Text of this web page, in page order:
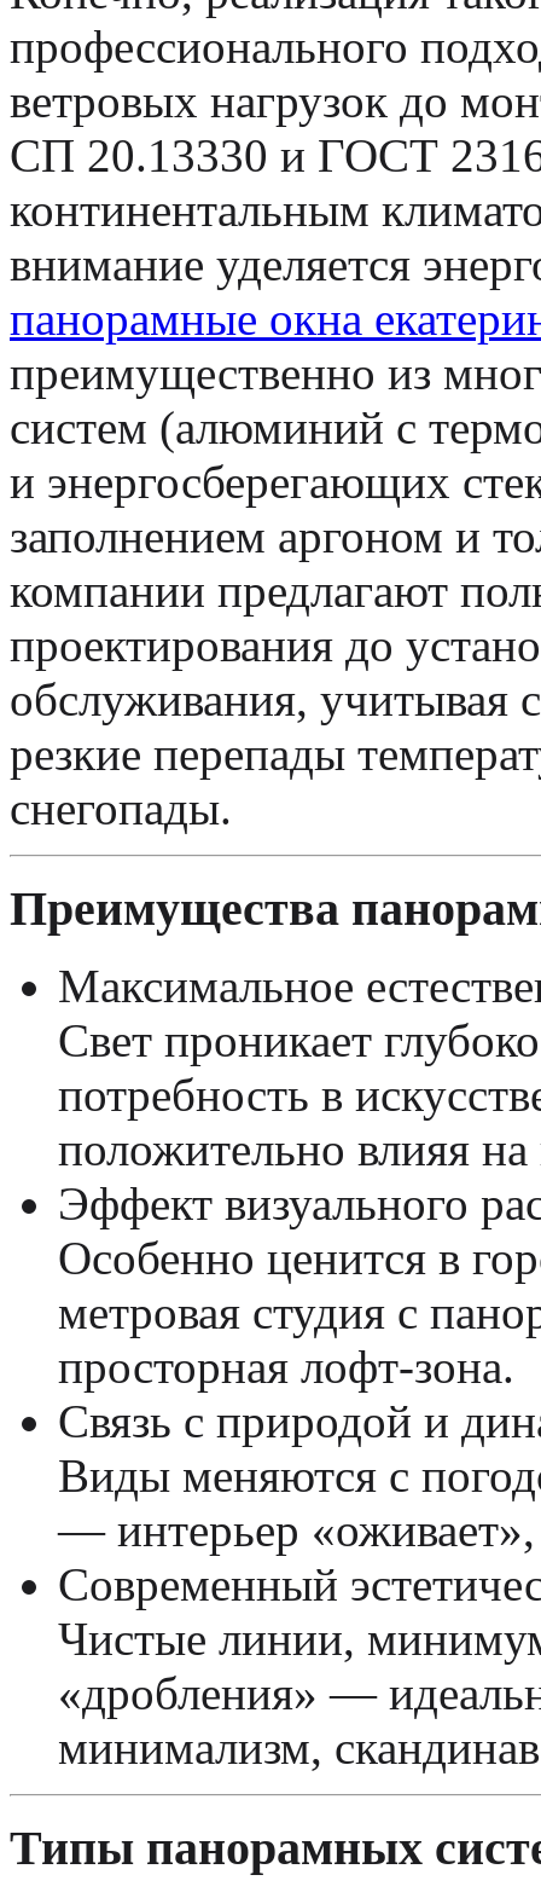
профессионального
ветровых нагрузок до
СП 20.13330 и ГОСТ
континентальным
внимание уделяется
панорамные окна
преимущественно из
систем (алюминий с
и энергосберегающих
заполнением аргоном и
компании предлагают
проектирования до
обслуживания, учитывая
резкие перепады
снегопады.
Преимущества
Максимальное
Свет проникает
потребность в
положительно влияя на
Эффект визуального
Особенно ценится в
метровая студия с
просторная лофт-зона.
Связь с природой и
Виды меняются с
— интерьер «оживает»,
Современный
Чистые линии,
«дробления» —
минимализм,
Типы панорамных